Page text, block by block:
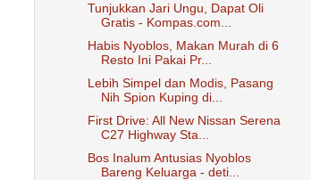
Tunjukkan Jari Ungu, Dapat Oli
Gratis - Kompas.com...
Habis Nyoblos, Makan Murah di 6
Resto Ini Pakai Pr...
Lebih Simpel dan Modis, Pasang
Nih Spion Kuping di...
First Drive: All New Nissan Serena
C27 Highway Sta...
Bos Inalum Antusias Nyoblos
Bareng Keluarga - deti...